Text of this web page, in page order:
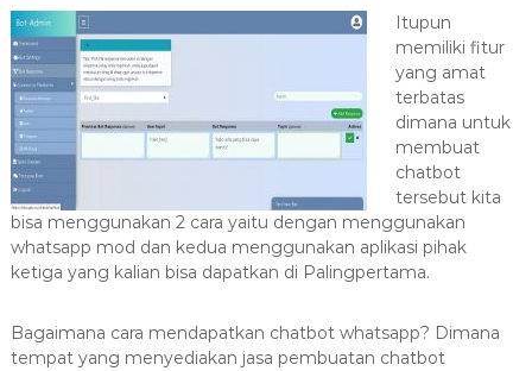
a
s
T
e
r
a
i
k
u
b
Itupun
memiliki fitur
yang amat
terbatas
dimana untuk
membuat
chatbot
tersebut kita
bisa menggunakan 2 cara yaitu dengan menggunakan
whatsapp mod dan kedua menggunakan aplikasi pihak
ketiga yang kalian bisa dapatkan di Palingpertama.
Bagaimana cara mendapatkan chatbot whatsapp? Dimana
tempat yang menyediakan jasa pembuatan chatbot